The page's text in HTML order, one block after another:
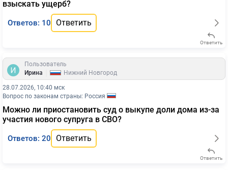
взыскать ущерб?
Ответов: 10 Ответить
Ответить
Пользователь
Ирина
Нижний Новгород
28.07.2026, 10:40 мск
Вопрос по законам страны: Россия
Можно ли приостановить суд о выкупе доли дома из-за
участия нового супруга в СВО?
Ответов: 20 Ответить
Ответить